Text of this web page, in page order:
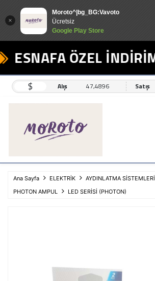
Moroto^|bg_BG:Vavoto
Ücretsiz
Google Play Store
ESNAFA ÖZEL İNDİRİM
$ Alış 47,4896 Satış
Ana Sayfa ELEKTRİK AYDINLATMA SİSTEMLERİ
PHOTON AMPUL
LED SERİSİ (PHOTON)